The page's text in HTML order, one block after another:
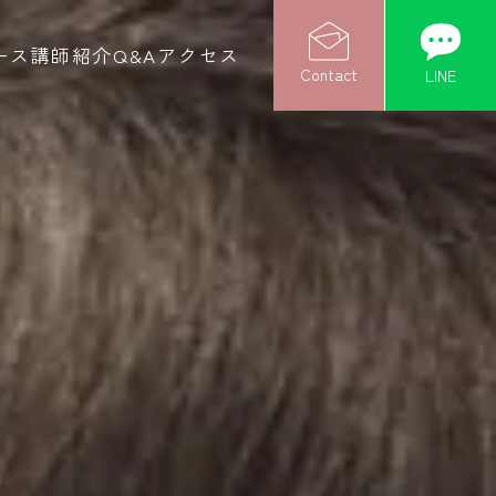
ス講師紹介Q&Aアクセス
Contact LINE